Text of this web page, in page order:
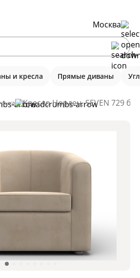
Москва
и кресла Прямые диваны
Кресло Норден, SEVEN 729